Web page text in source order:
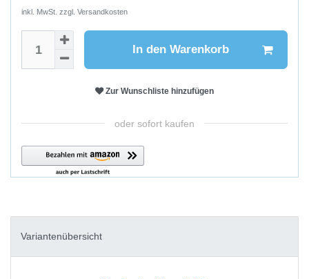
inkl. MwSt. zzgl. Versandkosten
In den Warenkorb
Zur Wunschliste hinzufügen
oder sofort kaufen
Variantenübersicht